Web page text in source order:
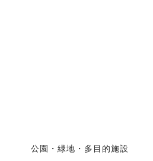
公園・緑地・多目的施設